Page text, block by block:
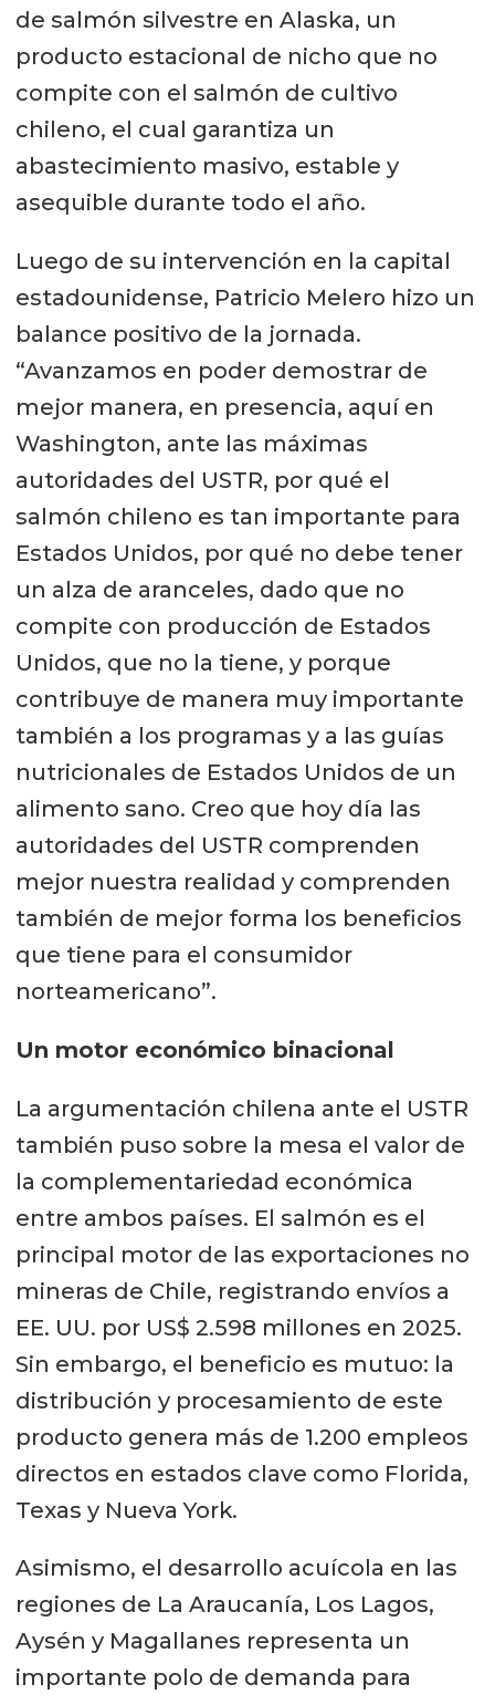
de salmón silvestre en Alaska, un
producto estacional de nicho que no
compite con el salmón de cultivo
chileno, el cual garantiza un
abastecimiento masivo, estable y
asequible durante todo el año.
Luego de su intervención en la capital
estadounidense, Patricio Melero hizo un
balance positivo de la jornada.
“Avanzamos en poder demostrar de
mejor manera, en presencia, aquí en
Washington, ante las máximas
autoridades del USTR, por qué el
salmón chileno es tan importante para
Estados Unidos, por qué no debe tener
un alza de aranceles, dado que no
compite con producción de Estados
Unidos, que no la tiene, y porque
contribuye de manera muy importante
también a los programas y a las guías
nutricionales de Estados Unidos de un
alimento sano. Creo que hoy día las
autoridades del USTR comprenden
mejor nuestra realidad y comprenden
también de mejor forma los beneficios
que tiene para el consumidor
norteamericano”.
Un motor económico binacional
La argumentación chilena ante el USTR
también puso sobre la mesa el valor de
la complementariedad económica
entre ambos países. El salmón es el
principal motor de las exportaciones no
mineras de Chile, registrando envíos a
EE. UU. por US$ 2.598 millones en 2025.
Sin embargo, el beneficio es mutuo: la
distribución y procesamiento de este
producto genera más de 1.200 empleos
directos en estados clave como Florida,
Texas y Nueva York.
Asimismo, el desarrollo acuícola en las
regiones de La Araucanía, Los Lagos,
Aysén y Magallanes representa un
importante polo de demanda para